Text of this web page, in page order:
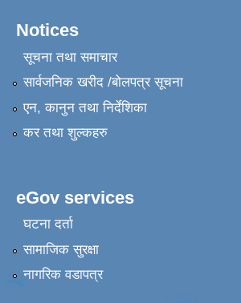
Notices
सूचना तथा समाचार
सार्वजनिक खरीद /बोलपत्र सूचना
एन, कानुन तथा निर्देशिका
कर तथा शुल्कहरु
eGov services
घटना दर्ता
सामाजिक सुरक्षा
नागरिक वडापत्र